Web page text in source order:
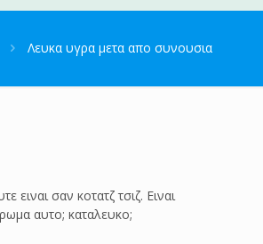
Λευκα υγρα μετα απο συνουσια
σαν κοτατζ τσιζ. Ειναι
αυτο; καταλευκο;